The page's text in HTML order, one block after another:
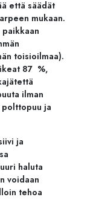
että säädät
mukaan.
toisioilmaa).
87 %,
ilman
polttopuu ja
ja
haluta
voidaan
tehoa